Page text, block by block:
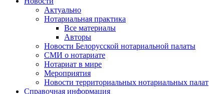
Актуально
Нотариальная практика
Все материалы
Авторы
Новости Белорусской нотариальной палаты
СМИ о нотариате
Нотариат в мире
Мероприятия
Новости территориальных нотариальных палат
Справочная информация